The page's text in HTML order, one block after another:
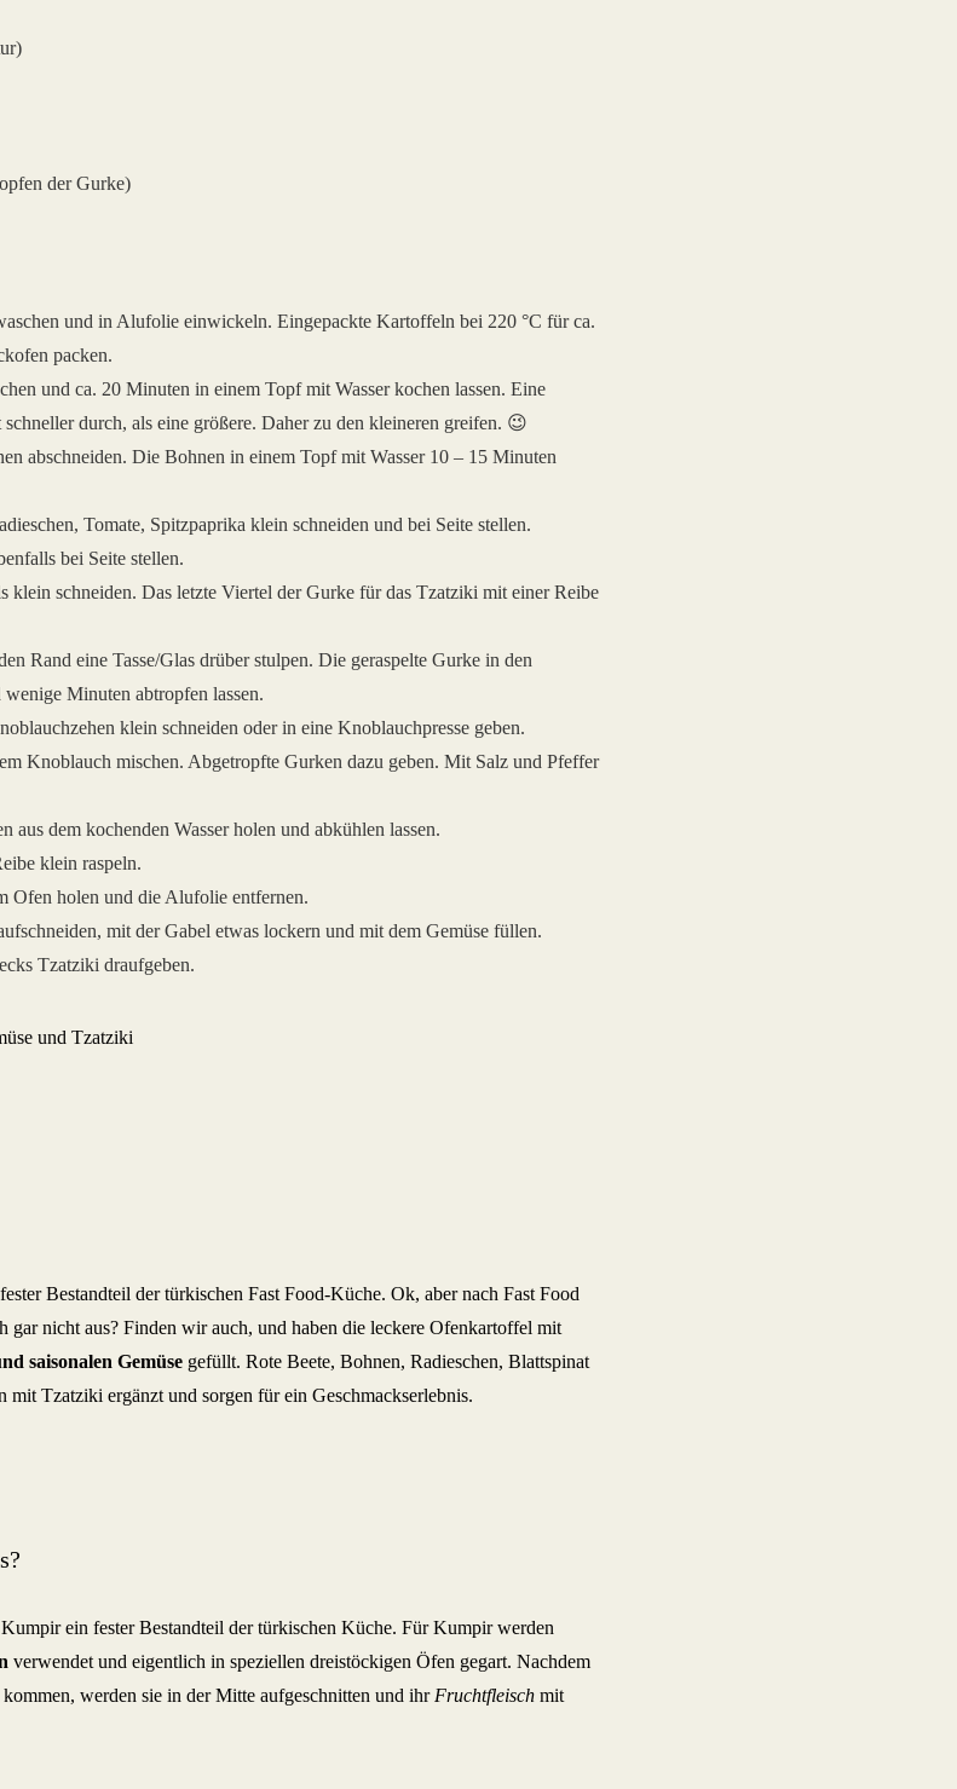
der Gurke)
und in Alufolie einwickeln. Eingepackte Kartoffeln bei 220 °C für ca.
packen.
und ca. 20 Minuten in einem Topf mit Wasser kochen lassen. Eine
durch, als eine größere. Daher zu den kleineren greifen. 😉
abschneiden. Die Bohnen in einem Topf mit Wasser 10 – 15 Minuten
Tomate, Spitzpaprika klein schneiden und bei Seite stellen.
bei Seite stellen.
klein schneiden. Das letzte Viertel der Gurke für das Tzatziki mit einer Reibe
Rand eine Tasse/Glas drüber stulpen. Die geraspelte Gurke in den
Minuten abtropfen lassen.
klein schneiden oder in eine Knoblauchpresse geben.
Knoblauch mischen. Abgetropfte Gurken dazu geben. Mit Salz und Pfeffer
aus dem kochenden Wasser holen und abkühlen lassen.
klein raspeln.
Ofen holen und die Alufolie entfernen.
mit der Gabel etwas lockern und mit dem Gemüse füllen.
Tzatziki draufgeben.
Bestandteil der türkischen Fast Food-Küche. Ok, aber nach Fast Food
gar nicht aus? Finden wir auch, und haben die leckere Ofenkartoffel mit
saisonalen Gemüse gefüllt. Rote Beete, Bohnen, Radieschen, Blattspinat
mit Tzatziki ergänzt und sorgen für ein Geschmackserlebnis.
ein fester Bestandteil der türkischen Küche. Für Kumpir werden
verwendet und eigentlich in speziellen dreistöckigen Öfen gegart. Nachdem
werden sie in der Mitte aufgeschnitten und ihr Fruchtfleisch mit